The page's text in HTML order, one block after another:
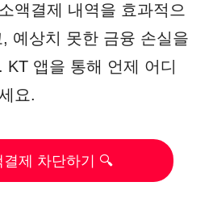
액결제 내역을 효과적으
예상치 못한 금융 손실을
앱을 통해 언제 어디
요.
결제 차단하기 🔍